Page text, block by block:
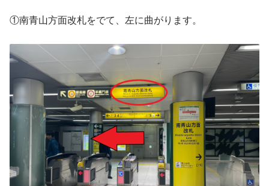
①南青山方面改札をでて、左に曲がります。